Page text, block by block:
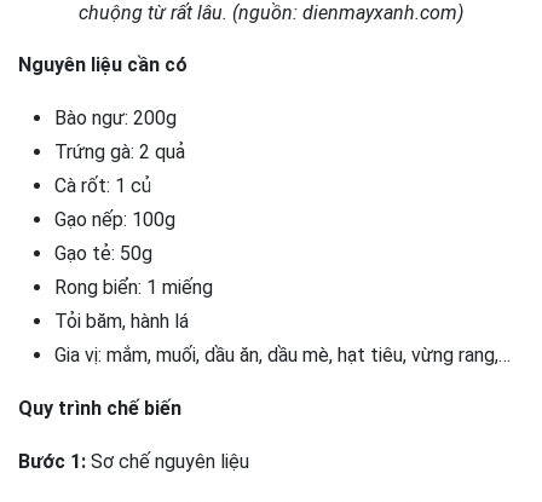
chuộng từ rất lâu. (nguồn: dienmayxanh.com)
Nguyên liệu cần có
Bào ngư: 200g
Trứng gà: 2 quả
Cà rốt: 1 củ
Gạo nếp: 100g
Gạo tẻ: 50g
Rong biển: 1 miếng
Tỏi băm, hành lá
Gia vị: mắm, muối, dầu ăn, dầu mè, hạt tiêu, vừng rang,…
Quy trình chế biến
Bước 1: Sơ chế nguyên liệu